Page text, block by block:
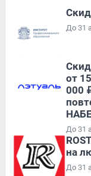
До 31
от
000
До 31
на
До 31